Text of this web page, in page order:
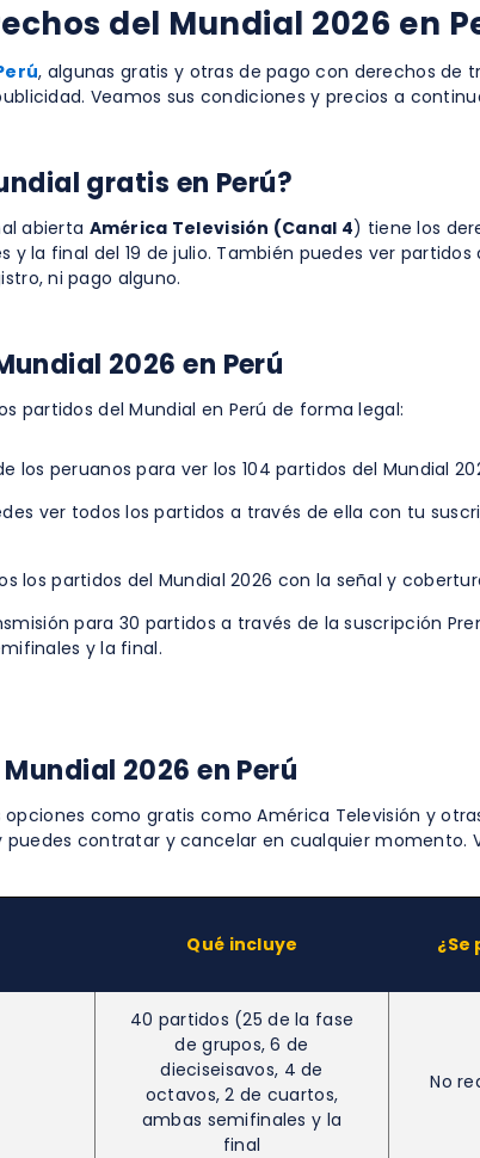
del Mundial 2026 en
, algunas gratis y otras de pago con derechos de
Veamos sus condiciones y precios a
gratis en Perú?
abierta América Televisión (Canal 4) tiene los
la final del 19 de julio. También puedes ver partidos
ni pago alguno.
2026 en Perú
partidos del Mundial en Perú de forma legal:
los peruanos para ver los 104 partidos del Mundial
ver todos los partidos a través de ella con tu
los partidos del Mundial 2026 con la señal y
para 30 partidos a través de la suscripción
y la final.
2026 en Perú
como gratis como América Televisión y
contratar y cancelar en cualquier momento.
Qué incluye ¿Se
40 partidos (25 de la fase
de grupos, 6 de
dieciseisavos, 4 de
octavos, 2 de cuartos,
ambas semifinales y la
final
No